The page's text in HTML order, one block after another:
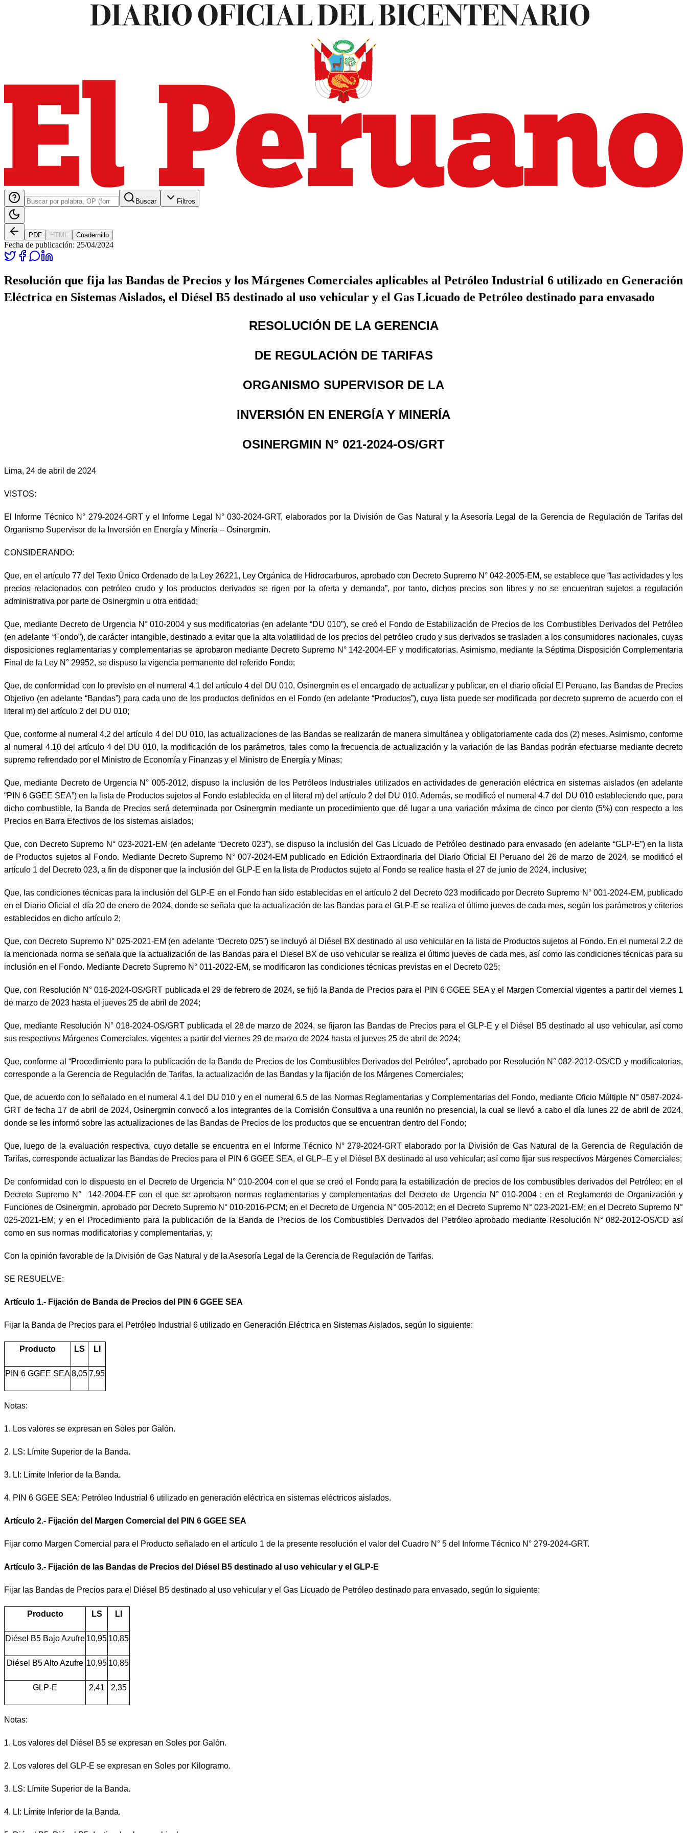
Buscar Filtros
PDF HTML Cuadernillo
Fecha de publicación: 25/04/2024
Resolución que fija las Bandas de Precios y los Márgenes Comerciales aplicables al Petróleo Industrial 6 utilizado en Generación
Eléctrica en Sistemas Aislados, el Diésel B5 destinado al uso vehicular y el Gas Licuado de Petróleo destinado para envasado
RESOLUCIÓN DE LA GERENCIA
DE REGULACIÓN DE TARIFAS
ORGANISMO SUPERVISOR DE LA
INVERSIÓN EN ENERGÍA Y MINERÍA
OSINERGMIN N° 021-2024-OS/GRT
Lima, 24 de abril de 2024
VISTOS:
El Informe Técnico N° 279-2024-GRT y el Informe Legal N° 030-2024-GRT, elaborados por la División de Gas Natural y la Asesoría Legal de la Gerencia de Regulación de Tarifas del
Organismo Supervisor de la Inversión en Energía y Minería – Osinergmin.
CONSIDERANDO:
Que, en el artículo 77 del Texto Único Ordenado de la Ley 26221, Ley Orgánica de Hidrocarburos, aprobado con Decreto Supremo N° 042-2005-EM, se establece que “las actividades y los
precios relacionados con petróleo crudo y los productos derivados se rigen por la oferta y demanda”, por tanto, dichos precios son libres y no se encuentran sujetos a regulación
administrativa por parte de Osinergmin u otra entidad;
Que, mediante Decreto de Urgencia N° 010-2004 y sus modificatorias (en adelante “DU 010”), se creó el Fondo de Estabilización de Precios de los Combustibles Derivados del Petróleo
(en adelante “Fondo”), de carácter intangible, destinado a evitar que la alta volatilidad de los precios del petróleo crudo y sus derivados se trasladen a los consumidores nacionales, cuyas
disposiciones reglamentarias y complementarias se aprobaron mediante Decreto Supremo N° 142-2004-EF y modificatorias. Asimismo, mediante la Séptima Disposición Complementaria
Final de la Ley N° 29952, se dispuso la vigencia permanente del referido Fondo;
Que, de conformidad con lo previsto en el numeral 4.1 del artículo 4 del DU 010, Osinergmin es el encargado de actualizar y publicar, en el diario oficial El Peruano, las Bandas de Precios
Objetivo (en adelante “Bandas”) para cada uno de los productos definidos en el Fondo (en adelante “Productos”), cuya lista puede ser modificada por decreto supremo de acuerdo con el
literal m) del artículo 2 del DU 010;
Que, conforme al numeral 4.2 del artículo 4 del DU 010, las actualizaciones de las Bandas se realizarán de manera simultánea y obligatoriamente cada dos (2) meses. Asimismo, conforme
al numeral 4.10 del artículo 4 del DU 010, la modificación de los parámetros, tales como la frecuencia de actualización y la variación de las Bandas podrán efectuarse mediante decreto
supremo refrendado por el Ministro de Economía y Finanzas y el Ministro de Energía y Minas;
Que, mediante Decreto de Urgencia N° 005-2012, dispuso la inclusión de los Petróleos Industriales utilizados en actividades de generación eléctrica en sistemas aislados (en adelante
“PIN 6 GGEE SEA”) en la lista de Productos sujetos al Fondo establecida en el literal m) del artículo 2 del DU 010. Además, se modificó el numeral 4.7 del DU 010 estableciendo que, para
dicho combustible, la Banda de Precios será determinada por Osinergmin mediante un procedimiento que dé lugar a una variación máxima de cinco por ciento (5%) con respecto a los
Precios en Barra Efectivos de los sistemas aislados;
Que, con Decreto Supremo N° 023-2021-EM (en adelante “Decreto 023”), se dispuso la inclusión del Gas Licuado de Petróleo destinado para envasado (en adelante “GLP-E”) en la lista
de Productos sujetos al Fondo. Mediante Decreto Supremo N° 007-2024-EM publicado en Edición Extraordinaria del Diario Oficial El Peruano del 26 de marzo de 2024, se modificó el
artículo 1 del Decreto 023, a fin de disponer que la inclusión del GLP-E en la lista de Productos sujeto al Fondo se realice hasta el 27 de junio de 2024, inclusive;
Que, las condiciones técnicas para la inclusión del GLP-E en el Fondo han sido establecidas en el artículo 2 del Decreto 023 modificado por Decreto Supremo N° 001-2024-EM, publicado
en el Diario Oficial el día 20 de enero de 2024, donde se señala que la actualización de las Bandas para el GLP-E se realiza el último jueves de cada mes, según los parámetros y criterios
establecidos en dicho artículo 2;
Que, con Decreto Supremo N° 025-2021-EM (en adelante “Decreto 025”) se incluyó al Diésel BX destinado al uso vehicular en la lista de Productos sujetos al Fondo. En el numeral 2.2 de
la mencionada norma se señala que la actualización de las Bandas para el Diesel BX de uso vehicular se realiza el último jueves de cada mes, así como las condiciones técnicas para su
inclusión en el Fondo. Mediante Decreto Supremo N° 011-2022-EM, se modificaron las condiciones técnicas previstas en el Decreto 025;
Que, con Resolución N° 016-2024-OS/GRT publicada el 29 de febrero de 2024, se fijó la Banda de Precios para el PIN 6 GGEE SEA y el Margen Comercial vigentes a partir del viernes 1
de marzo de 2023 hasta el jueves 25 de abril de 2024;
Que, mediante Resolución N° 018-2024-OS/GRT publicada el 28 de marzo de 2024, se fijaron las Bandas de Precios para el GLP-E y el Diésel B5 destinado al uso vehicular, así como
sus respectivos Márgenes Comerciales, vigentes a partir del viernes 29 de marzo de 2024 hasta el jueves 25 de abril de 2024;
Que, conforme al “Procedimiento para la publicación de la Banda de Precios de los Combustibles Derivados del Petróleo”, aprobado por Resolución N° 082-2012-OS/CD y modificatorias,
corresponde a la Gerencia de Regulación de Tarifas, la actualización de las Bandas y la fijación de los Márgenes Comerciales;
Que, de acuerdo con lo señalado en el numeral 4.1 del DU 010 y en el numeral 6.5 de las Normas Reglamentarias y Complementarias del Fondo, mediante Oficio Múltiple N° 0587-2024-
GRT de fecha 17 de abril de 2024, Osinergmin convocó a los integrantes de la Comisión Consultiva a una reunión no presencial, la cual se llevó a cabo el día lunes 22 de abril de 2024,
donde se les informó sobre las actualizaciones de las Bandas de Precios de los productos que se encuentran dentro del Fondo;
Que, luego de la evaluación respectiva, cuyo detalle se encuentra en el Informe Técnico N° 279-2024-GRT elaborado por la División de Gas Natural de la Gerencia de Regulación de
Tarifas, corresponde actualizar las Bandas de Precios para el PIN 6 GGEE SEA, el GLP–E y el Diésel BX destinado al uso vehicular; así como fijar sus respectivos Márgenes Comerciales;
De conformidad con lo dispuesto en el Decreto de Urgencia N° 010-2004 con el que se creó el Fondo para la estabilización de precios de los combustibles derivados del Petróleo; en el
Decreto Supremo N° 142-2004-EF con el que se aprobaron normas reglamentarias y complementarias del Decreto de Urgencia N° 010-2004 ; en el Reglamento de Organización y
Funciones de Osinergmin, aprobado por Decreto Supremo N° 010-2016-PCM; en el Decreto de Urgencia N° 005-2012; en el Decreto Supremo N° 023-2021-EM; en el Decreto Supremo N°
025-2021-EM; y en el Procedimiento para la publicación de la Banda de Precios de los Combustibles Derivados del Petróleo aprobado mediante Resolución N° 082-2012-OS/CD así
como en sus normas modificatorias y complementarias, y;
Con la opinión favorable de la División de Gas Natural y de la Asesoría Legal de la Gerencia de Regulación de Tarifas.
SE RESUELVE:
Artículo 1.- Fijación de Banda de Precios del PIN 6 GGEE SEA
Fijar la Banda de Precios para el Petróleo Industrial 6 utilizado en Generación Eléctrica en Sistemas Aislados, según lo siguiente:
Producto LS LI
PIN 6 GGEE SEA8,057,95
Notas:
1. Los valores se expresan en Soles por Galón.
2. LS: Límite Superior de la Banda.
3. LI: Límite Inferior de la Banda.
4. PIN 6 GGEE SEA: Petróleo Industrial 6 utilizado en generación eléctrica en sistemas eléctricos aislados.
Artículo 2.- Fijación del Margen Comercial del PIN 6 GGEE SEA
Fijar como Margen Comercial para el Producto señalado en el artículo 1 de la presente resolución el valor del Cuadro N° 5 del Informe Técnico N° 279-2024-GRT.
Artículo 3.- Fijación de las Bandas de Precios del Diésel B5 destinado al uso vehicular y el GLP-E
Fijar las Bandas de Precios para el Diésel B5 destinado al uso vehicular y el Gas Licuado de Petróleo destinado para envasado, según lo siguiente:
Producto LS LI
Diésel B5 Bajo Azufre 10,95 10,85
Diésel B5 Alto Azufre 10,95 10,85
GLP-E 2,41 2,35
Notas:
1. Los valores del Diésel B5 se expresan en Soles por Galón.
2. Los valores del GLP-E se expresan en Soles por Kilogramo.
3. LS: Límite Superior de la Banda.
4. LI: Límite Inferior de la Banda.